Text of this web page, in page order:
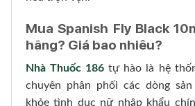
Mua Spanish Fly Black
hãng? Giá bao nhiêu?
Nhà Thuốc 186 tự hào là hệ
chuyên phân phối các dòng
khỏe tình dục nữ nhập khẩu